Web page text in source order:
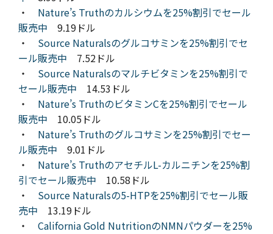
・ Nature’s Truthのカルシウムを25%割引でセール
販売中 9.19ドル
・ Source Naturalsのグルコサミンを25%割引でセ
ール販売中 7.52ドル
・ Source Naturalsのマルチビタミンを25%割引で
セール販売中 14.53ドル
・ Nature’s TruthのビタミンCを25%割引でセール
販売中 10.05ドル
・ Nature’s Truthのグルコサミンを25%割引でセー
ル販売中 9.01ドル
・ Nature’s TruthのアセチルL-カルニチンを25%割
引でセール販売中 10.58ドル
・ Source Naturalsの5-HTPを25%割引でセール販
売中 13.19ドル
・ California Gold NutritionのNMNパウダーを25%